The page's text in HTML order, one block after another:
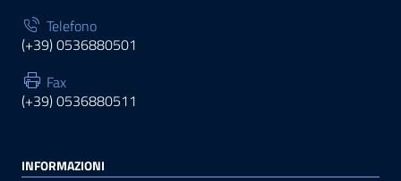
Telefono
(+39) 0536880501
Fax
(+39) 0536880511
INFORMAZIONI